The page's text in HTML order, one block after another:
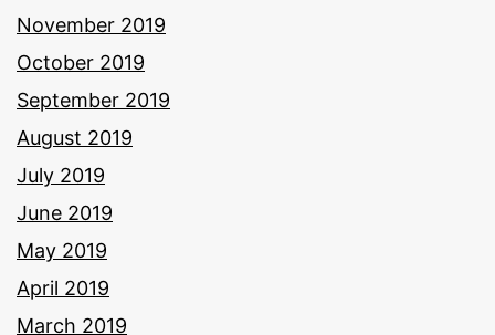
November 2019
October 2019
September 2019
August 2019
July 2019
June 2019
May 2019
April 2019
March 2019